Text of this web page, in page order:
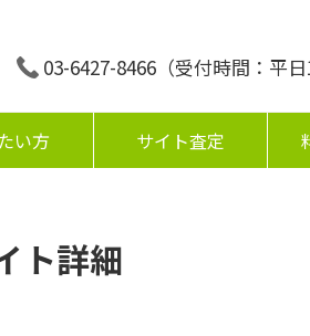
03-6427-8466 （受付時間：平
い方 サイト査定
ト詳細